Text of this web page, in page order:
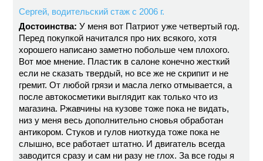
Сергей, водительский стаж с 2006 г.
Достоинства: У меня вот Патриот уже четвертый год.
Перед покупкой начитался про них всякого, хотя
хорошего написано заметно побольше чем плохого.
Вот мое мнение. Пластик в салоне конечно жесткий
если не сказать твердый, но все же не скрипит и не
гремит. От любой грязи и масла легко отмывается, а
после автокосметики выглядит как только что из
магазина. Ржавчины на кузове тоже пока не видать,
низ у меня весь дополнительно сновья обработан
антикором. Стуков и гулов ниоткуда тоже пока не
слышно, все работает штатно. И двигатель всегда
заводится сразу и сам ни разу не глох. За все годы я